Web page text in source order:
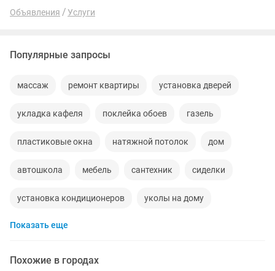
Объявления Услуги
Популярные запросы
массаж ремонт квартиры установка дверей
укладка кафеля поклейка обоев газель
пластиковые окна натяжной потолок дом
автошкола мебель сантехник сиделки
установка кондиционеров уколы на дому
вывоз мусора
Показать еще
Похожие в городах